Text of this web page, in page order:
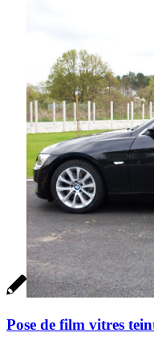
Pose de film vitres